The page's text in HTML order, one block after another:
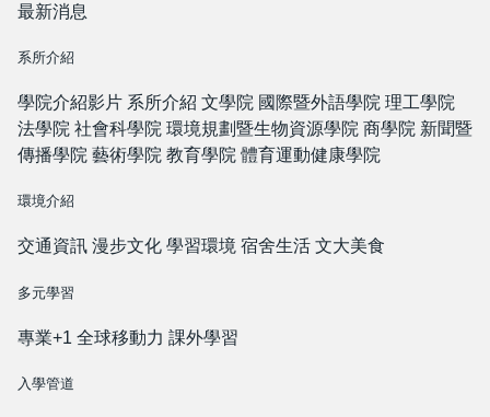
最新消息
系所介紹
學院介紹影片 系所介紹 文學院 國際暨外語學院 理工學院
法學院 社會科學院 環境規劃暨生物資源學院 商學院 新聞暨
傳播學院 藝術學院 教育學院 體育運動健康學院
環境介紹
交通資訊 漫步文化 學習環境 宿舍生活 文大美食
多元學習
專業+1 全球移動力 課外學習
入學管道